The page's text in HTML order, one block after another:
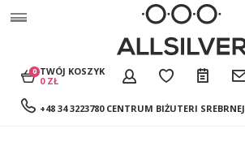
+48 34 3223780 CENTRUM BIŻUTERI SREBRNEJ
TWÓJ KOSZYK
0 ZŁ
0